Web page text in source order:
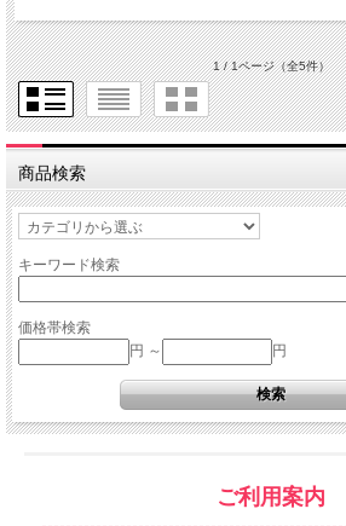
1 / 1ページ（全5件）
商品検索
キーワード検索
価格帯検索
円 ～
円
ご利用案内